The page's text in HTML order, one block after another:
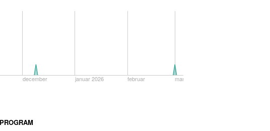
december januar 2026 februar marts
PROGRAM